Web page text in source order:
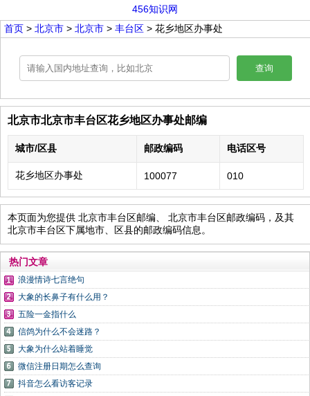
456知识网
首页 > 北京市 > 北京市 > 丰台区 > 花乡地区办事处
查询
北京市北京市丰台区花乡地区办事处邮编
城市/区县 邮政编码 电话区号
花乡地区办事处 100077 010
本页面为您提供 北京市丰台区邮编、 北京市丰台区邮政编码，及其
北京市丰台区下属地市、区县的邮政编码信息。
热门文章
浪漫情诗七言绝句
大象的长鼻子有什么用？
五险一金指什么
信鸽为什么不会迷路？
大象为什么站着睡觉
微信注册日期怎么查询
抖音怎么看访客记录